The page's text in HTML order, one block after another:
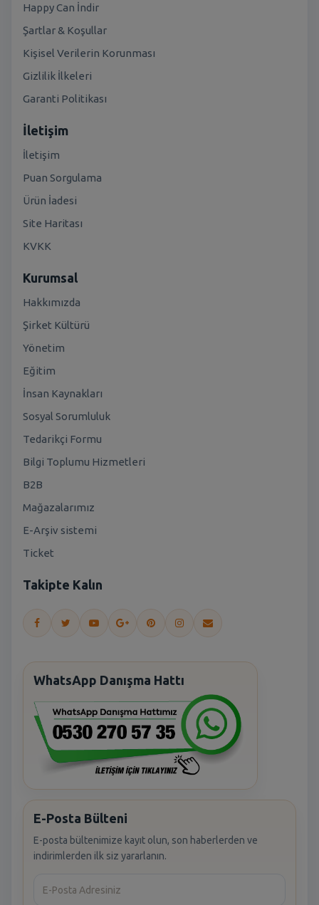
Happy Can İndir
Şartlar & Koşullar
Kişisel Verilerin Korunması
Gizlilik İlkeleri
Garanti Politikası
İletişim
İletişim
Puan Sorgulama
Ürün İadesi
Site Haritası
KVKK
Kurumsal
Hakkımızda
Şirket Kültürü
Yönetim
Eğitim
İnsan Kaynakları
Sosyal Sorumluluk
Tedarikçi Formu
Bilgi Toplumu Hizmetleri
B2B
Mağazalarımız
E-Arşiv sistemi
Ticket
Takipte Kalın
WhatsApp Danışma Hattı
E-Posta Bülteni
E-posta bültenimize kayıt olun, son haberlerden ve
indirimlerden ilk siz yararlanın.